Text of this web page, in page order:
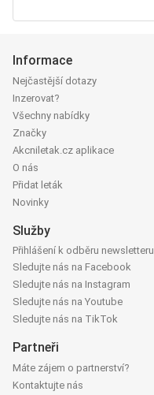
Informace
Nejčastější dotazy
Inzerovat?
Všechny nabídky
Značky
Akcniletak.cz aplikace
O nás
Přidat leták
Novinky
Služby
Přihlášení k odběru newsletteru
Sledujte nás na Facebook
Sledujte nás na Instagram
Sledujte nás na Youtube
Sledujte nás na TikTok
Partneři
Máte zájem o partnerství?
Kontaktujte nás